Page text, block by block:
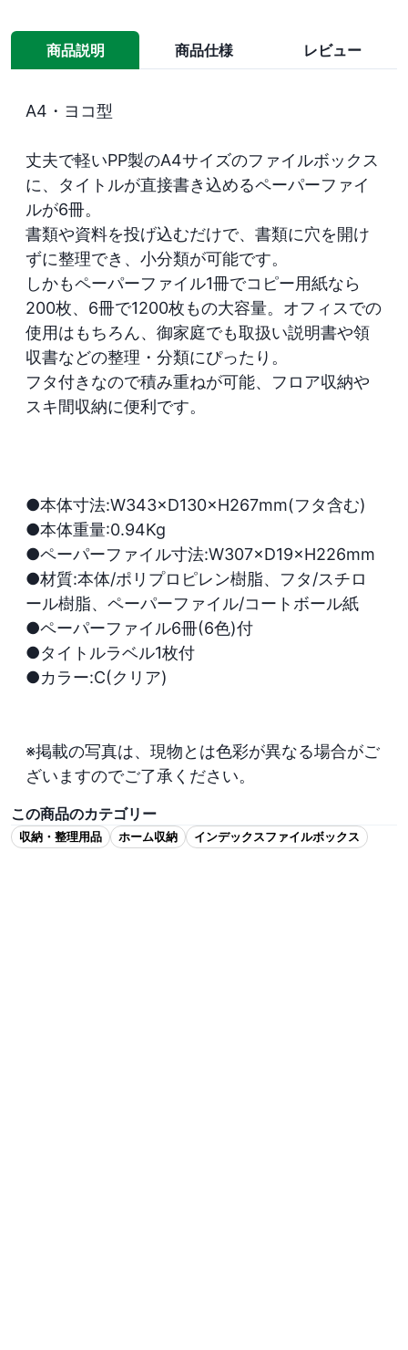
商品説明 商品仕様 レビュー
A4・ヨコ型
丈夫で軽いPP製のA4サイズのファイルボックス
に、タイトルが直接書き込めるペーパーファイ
ルが6冊。
書類や資料を投げ込むだけで、書類に穴を開け
ずに整理でき、小分類が可能です。
しかもペーパーファイル1冊でコピー用紙なら
200枚、6冊で1200枚もの大容量。オフィスでの
使用はもちろん、御家庭でも取扱い説明書や領
収書などの整理・分類にぴったり。
フタ付きなので積み重ねが可能、フロア収納や
スキ間収納に便利です。
●本体寸法:W343×D130×H267mm(フタ含む)
●本体重量:0.94Kg
●ペーパーファイル寸法:W307×D19×H226mm
●材質:本体/ポリプロピレン樹脂、フタ/スチロ
ール樹脂、ペーパーファイル/コートボール紙
●ペーパーファイル6冊(6色)付
●タイトルラベル1枚付
●カラー:C(クリア)
※掲載の写真は、現物とは色彩が異なる場合がご
ざいますのでご了承ください。
この商品のカテゴリー
収納・整理用品 ホーム収納 インデックスファイルボックス